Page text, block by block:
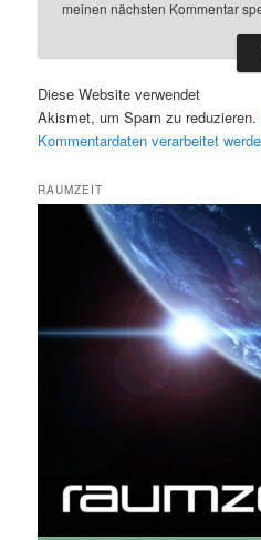
meinen nächsten Kommentar
Diese Website verwendet
Akismet, um Spam zu reduzieren.
Kommentardaten verarbeitet
RAUMZEIT